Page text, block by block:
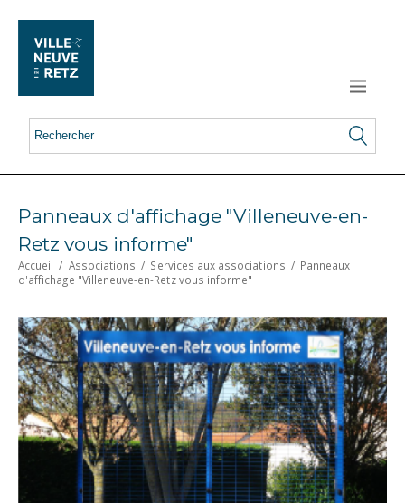
Panneaux d'affichage "Villeneuve-en-
Retz vous informe"
Accueil / Associations / Services aux associations / Panneaux
d'affichage "Villeneuve-en-Retz vous informe"